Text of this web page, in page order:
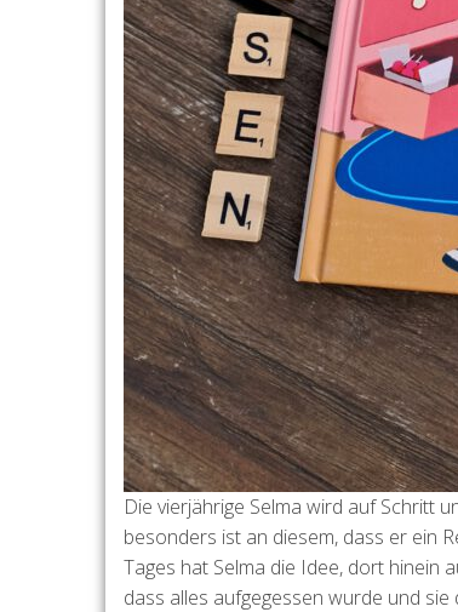
Die vierjährige Selma wird auf Schritt
besonders ist an diesem, dass er ein
Tages hat Selma die Idee, dort hinein
dass alles aufgegessen wurde und